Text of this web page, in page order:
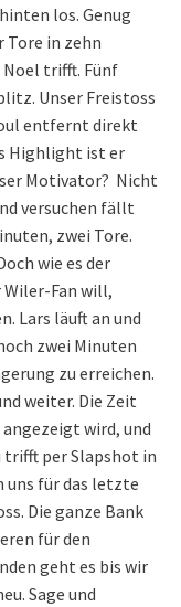
los. Genug
Tore in zehn
trifft. Fünf
Unser Freistoss
entfernt direkt
Highlight ist er
Motivator? Nicht
versuchen fällt
zwei Tore.
wie es der
Fan will,
Lars läuft an und
zwei Minuten
zu erreichen.
weiter. Die Zeit
wird, und
per Slapshot in
uns für das letzte
Die ganze Bank
für den
geht es bis wir
Sage und